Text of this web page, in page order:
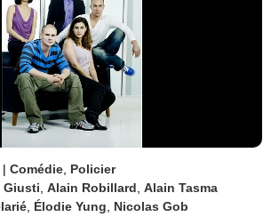
| Comédie Policier
Giusti Alain Robillard Alain Tasma
Élodie Yung
Nicolas Gob